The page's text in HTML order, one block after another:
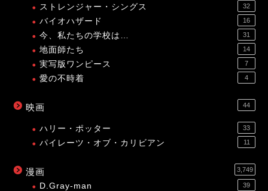
ストレンジャー・シングス 32
バイオハザード 16
今、私たちの学校は… 31
地面師たち 14
実写版ワンピース 7
愛の不時着 4
映画 44
ハリー・ポッター 33
パイレーツ・オブ・カリビアン 11
漫画 3,749
D.Gray-man 39